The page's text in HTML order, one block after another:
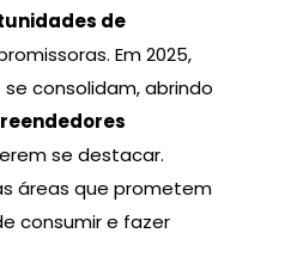
de
Em 2025,
consolidam, abrindo
se destacar.
áreas que prometem
consumir e fazer